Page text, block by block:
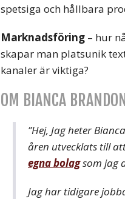
spetsiga och hållbara
Marknadsföring – hur
skapar man platsunik
kanaler är viktiga?
OM BIANCA
”Hej, Jag heter
åren utvecklats till
egna bolagsom jag
Jag har tidigare